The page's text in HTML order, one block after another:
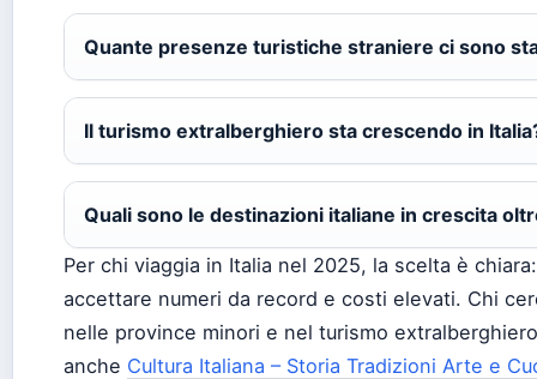
Quante presenze turistiche straniere ci sono
Il turismo extralberghiero sta crescendo in
Quali sono le destinazioni italiane in crescita
Per chi viaggia in Italia nel 2025, la scelta è
accettare numeri da record e costi elevati. Chi
nelle province minori e nel turismo
anche Cultura Italiana – Storia Tradizioni Arte e